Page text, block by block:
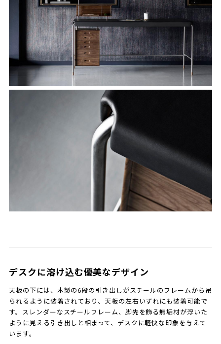
デスクに溶け込む優美なデザイン
天板の下には、木製の6段の引き出しがスチールのフレームから吊
られるように装着されており、天板の左右いずれにも装着可能で
す。スレンダーなスチールフレーム、脚先を飾る無垢材が浮いた
ように見える引き出しと相まって、デスクに軽快な印象を与えて
います。